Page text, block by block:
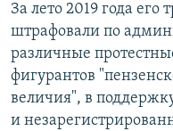
За лето 2019 года
штрафовали по
различные
фигурантов
величия", в
и